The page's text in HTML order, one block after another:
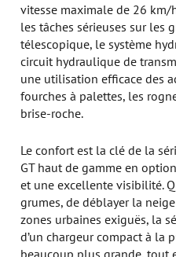
vitesse maximale de 26 km/
les tâches sérieuses sur les
télescopique, le système
circuit hydraulique de
une utilisation efficace des
fourches à palettes, les
brise-roche.
Le confort est la clé de la
GT haut de gamme en
et une excellente visibilité.
grumes, de déblayer la
zones urbaines exiguës, la
d’un chargeur compact à la
beaucoup plus grande, tout